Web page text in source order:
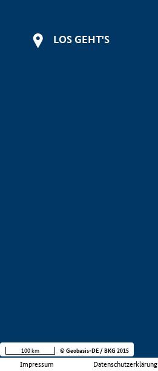
LOS GEHT'S
Impressum Datenschutzerklärung
100 km © Geobasis-DE / BKG 2015